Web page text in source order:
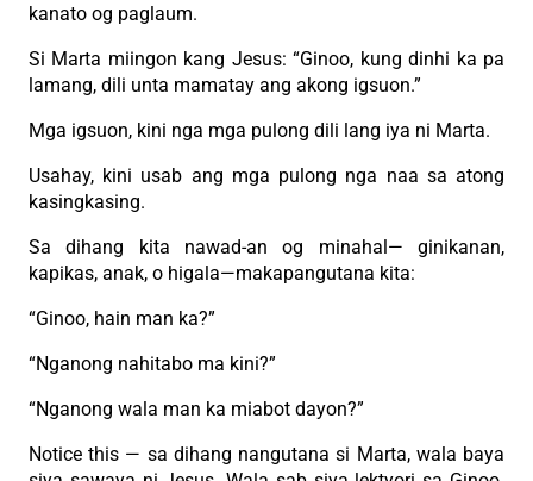
kanato og paglaum.
Si Marta miingon kang Jesus: “Ginoo, kung dinhi ka pa
lamang, dili unta mamatay ang akong igsuon.”
Mga igsuon, kini nga mga pulong dili lang iya ni Marta.
Usahay, kini usab ang mga pulong nga naa sa atong
kasingkasing.
Sa dihang kita nawad-an og minahal— ginikanan,
kapikas, anak, o higala—makapangutana kita:
“Ginoo, hain man ka?”
“Nganong nahitabo ma kini?”
“Nganong wala man ka miabot dayon?”
Notice this — sa dihang nangutana si Marta, wala baya